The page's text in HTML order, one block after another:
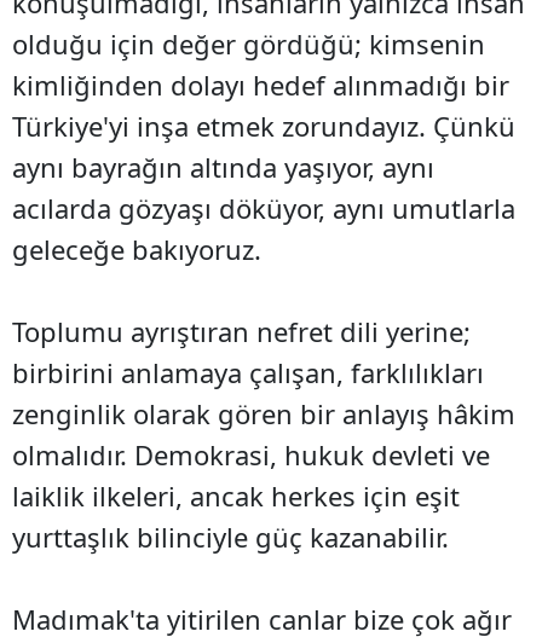
olduğu için değer gördüğü; kimsenin
kimliğinden dolayı hedef alınmadığı bir
Türkiye'yi inşa etmek zorundayız. Çünkü
aynı bayrağın altında yaşıyor, aynı
acılarda gözyaşı döküyor, aynı umutlarla
geleceğe bakıyoruz.
Toplumu ayrıştıran nefret dili yerine;
birbirini anlamaya çalışan, farklılıkları
zenginlik olarak gören bir anlayış hâkim
olmalıdır. Demokrasi, hukuk devleti ve
laiklik ilkeleri, ancak herkes için eşit
yurttaşlık bilinciyle güç kazanabilir.
Madımak'ta yitirilen canlar bize çok ağır